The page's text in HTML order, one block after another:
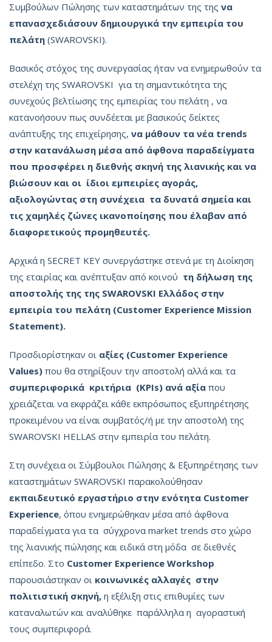
Συμβούλων Πώλησης των καταστημάτων της της να
επανασχεδιάσουν δημιουργικά την εμπειρία του
πελάτη (SWAROVSKI).
Βασικός στόχος της συνεργασίας ήταν να ενημερωθούν τα
στελέχη της SWAROVSKI για τη σημαντικότητα της
συνεχούς βελτίωσης της εμπειρίας του πελάτη , να
κατανοήσουν πως συνδέεται με βασικούς δείκτες
ανάπτυξης της επιχείρησης, να μάθουν τα νέα trends
στην κατανάλωση μέσα από άφθονα παραδείγματα
που προσφέρει η διεθνής σκηνή της λιανικής και να
βιώσουν και οι ίδιοι εμπειρίες αγοράς,
αξιολογώντας στη συνέχεια τα δυνατά σημεία και
τις χαμηλές ζώνες ικανοποίησης που έλαβαν από
διαφορετικούς προμηθευτές.
Αρχικά η SECRET KEY συνεργάστηκε στενά με τη Διοίκηση
της εταιρίας και ανέπτυξαν από κοινού τη δήλωση της
αποστολής της της SWAROVSKI Ελλάδος στην
εμπειρία του πελάτη (Customer Experience Mission
Statement).
Προσδιορίστηκαν οι αξίες (Customer Experience
Values) που θα στηρίξουν την αποστολή αλλά και τα
συμπεριφορικά κριτήρια (KPIs) ανά αξία που
χρειάζεται να εκφράζει κάθε εκπρόσωπος εξυπηρέτησης
προκειμένου να είναι συμβατός/ή με την αποστολή της
SWAROVSKI HELLAS στην εμπειρία του πελάτη.
Στη συνέχεια οι Σύμβουλοι Πώλησης & Εξυπηρέτησης των
καταστημάτων SWAROVSKI παρακολούθησαν
εκπαιδευτικό εργαστήριο στην ενότητα Customer
Experience, όπου ενημερώθηκαν μέσα από άφθονα
παραδείγματα για τα σύγχρονα market trends στο χώρο
της λιανικής πώλησης και ειδικά στη μόδα σε διεθνές
επίπεδο. Στο Customer Experience Workshop
παρουσιάστηκαν οι κοινωνικές αλλαγές στην
πολιτιστική σκηνή, η εξέλιξη στις επιθυμίες των
καταναλωτών και αναλύθηκε παράλληλα η αγοραστική
τους συμπεριφορά.